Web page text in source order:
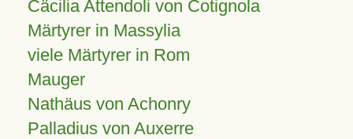
Cäcilia Attendoli von Cotignola
Märtyrer in Massylia
viele Märtyrer in Rom
Mauger
Nathäus von Achonry
Palladius von Auxerre